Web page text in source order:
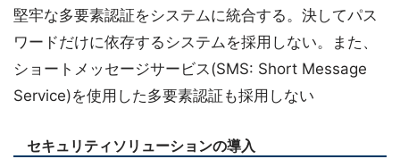
堅牢な多要素認証をシステムに統合する。決してパス
ワードだけに依存するシステムを採用しない。また、
ショートメッセージサービス(SMS: Short Message
Service)を使用した多要素認証も採用しない
セキュリティソリューションの導入